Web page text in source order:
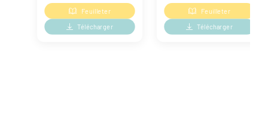
Feuilleter
Télécharger
Feuilleter
Télécharger